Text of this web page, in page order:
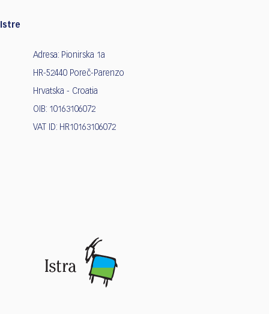
Adresa: Pionirska 1a
HR-52440 Poreč-Parenzo
Hrvatska - Croatia
OIB: 10163106072
VAT ID: HR10163106072